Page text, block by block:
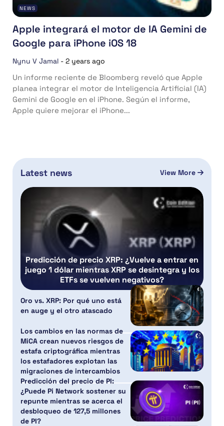
NEWS
Apple integrará el motor de IA Gemini de
Google para iPhone iOS 18
Nynu V Jamal - 2 years ago
Un informe reciente de Bloomberg reveló que Apple
planea integrar el motor de Inteligencia Artificial (IA)
Gemini de Google en el iPhone. Según el informe,
Apple quiere mejorar el iPhone...
Latest news View More
Predicción de precio XRP: ¿Vuelve a entrar en
juego 1 dólar mientras XRP se desintegra y los
ETFs se vuelven negativos?
Oro vs. XRP: Por qué uno está
en auge y el otro atascado
Los cambios en las normas de
MiCA crean nuevos riesgos de
estafa criptográfica mientras
los estafadores explotan las
migraciones de intercambios
Predicción del precio de PI:
¿Puede Pi Network sostener su
repunte mientras se acerca el
desbloqueo de 127,5 millones
de PI?